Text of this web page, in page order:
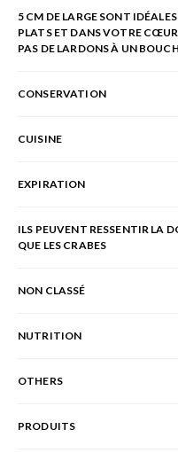
5 CM DE LARGE SONT
PLATS ET DANS VOTRE
PAS DE LARDONS À UN
CONSERVATION
CUISINE
EXPIRATION
ILS PEUVENT RESSENTIR LA
QUE LES CRABES
NON CLASSÉ
NUTRITION
OTHERS
PRODUITS